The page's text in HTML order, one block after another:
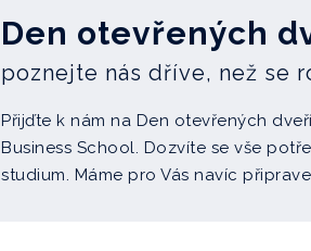
Den otevřených
poznejte nás dříve, než se
Přijďte k nám na Den otevřených
Business School. Dozvíte se vše
studium. Máme pro Vás navíc